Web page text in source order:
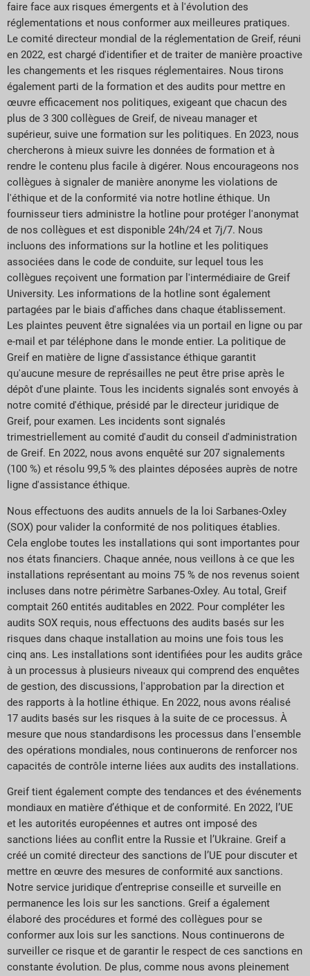
faire face aux risques émergents et à l'évolution des
réglementations et nous conformer aux meilleures pratiques.
Le comité directeur mondial de la réglementation de Greif, réuni
en 2022, est chargé d'identifier et de traiter de manière proactive
les changements et les risques réglementaires. Nous tirons
également parti de la formation et des audits pour mettre en
œuvre efficacement nos politiques, exigeant que chacun des
plus de 3 300 collègues de Greif, de niveau manager et
supérieur, suive une formation sur les politiques. En 2023, nous
chercherons à mieux suivre les données de formation et à
rendre le contenu plus facile à digérer. Nous encourageons nos
collègues à signaler de manière anonyme les violations de
l'éthique et de la conformité via notre hotline éthique. Un
fournisseur tiers administre la hotline pour protéger l'anonymat
de nos collègues et est disponible 24h/24 et 7j/7. Nous
incluons des informations sur la hotline et les politiques
associées dans le code de conduite, sur lequel tous les
collègues reçoivent une formation par l'intermédiaire de Greif
University. Les informations de la hotline sont également
partagées par le biais d'affiches dans chaque établissement.
Les plaintes peuvent être signalées via un portail en ligne ou par
e-mail et par téléphone dans le monde entier. La politique de
Greif en matière de ligne d'assistance éthique garantit
qu'aucune mesure de représailles ne peut être prise après le
dépôt d'une plainte. Tous les incidents signalés sont envoyés à
notre comité d'éthique, présidé par le directeur juridique de
Greif, pour examen. Les incidents sont signalés
trimestriellement au comité d'audit du conseil d'administration
de Greif. En 2022, nous avons enquêté sur 207 signalements
(100 %) et résolu 99,5 % des plaintes déposées auprès de notre
ligne d'assistance éthique.
Nous effectuons des audits annuels de la loi Sarbanes-Oxley
(SOX) pour valider la conformité de nos politiques établies.
Cela englobe toutes les installations qui sont importantes pour
nos états financiers. Chaque année, nous veillons à ce que les
installations représentant au moins 75 % de nos revenus soient
incluses dans notre périmètre Sarbanes-Oxley. Au total, Greif
comptait 260 entités auditables en 2022. Pour compléter les
audits SOX requis, nous effectuons des audits basés sur les
risques dans chaque installation au moins une fois tous les
cinq ans. Les installations sont identifiées pour les audits grâce
à un processus à plusieurs niveaux qui comprend des enquêtes
de gestion, des discussions, l'approbation par la direction et
des rapports à la hotline éthique. En 2022, nous avons réalisé
17 audits basés sur les risques à la suite de ce processus. À
mesure que nous standardisons les processus dans l'ensemble
des opérations mondiales, nous continuerons de renforcer nos
capacités de contrôle interne liées aux audits des installations.
Greif tient également compte des tendances et des événements
mondiaux en matière d’éthique et de conformité. En 2022, l’UE
et les autorités européennes et autres ont imposé des
sanctions liées au conflit entre la Russie et l’Ukraine. Greif a
créé un comité directeur des sanctions de l’UE pour discuter et
mettre en œuvre des mesures de conformité aux sanctions.
Notre service juridique d’entreprise conseille et surveille en
permanence les lois sur les sanctions. Greif a également
élaboré des procédures et formé des collègues pour se
conformer aux lois sur les sanctions. Nous continuerons de
surveiller ce risque et de garantir le respect de ces sanctions en
constante évolution. De plus, comme nous avons pleinement